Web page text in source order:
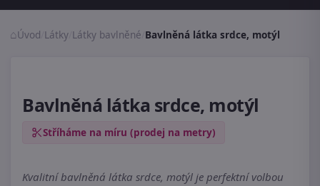
Úvod Látky Látky bavlněné Bavlněná látka srdce, motýl
Bavlněná látka srdce, motýl
Stříháme na míru (prodej na metry)
Kvalitní bavlněná látka srdce, motýl je perfektní volbou